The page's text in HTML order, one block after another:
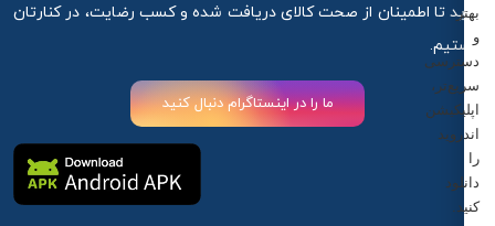
خرید تا اطمینان از صحت کالای دریافت شده و کسب رضایت، در کنارتان
هستیم.
ما را در اینستاگرام دنبال کنید
بهتر
و
دسترسی
سریع‌تر،
اپلیکیشن
اندروید
را
دانلود
کنید.